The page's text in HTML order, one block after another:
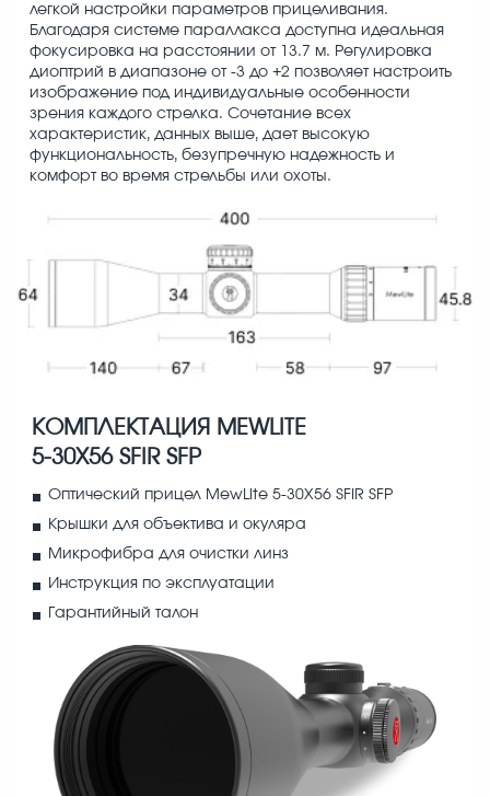
легкой настройки параметров прицеливания.
Благодаря системе параллакса доступна идеальная
фокусировка на расстоянии от 13.7 м. Регулировка
диоптрий в диапазоне от -3 до +2 позволяет настроить
изображение под индивидуальные особенности
зрения каждого стрелка. Сочетание всех
характеристик, данных выше, дает высокую
функциональность, безупречную надежность и
комфорт во время стрельбы или охоты.
КОМПЛЕКТАЦИЯ MEWLITE
5-30X56 SFIR SFP
Оптический прицел MewLite 5-30X56 SFIR SFP
Крышки для объектива и окуляра
Микрофибра для очистки линз
Инструкция по эксплуатации
Гарантийный талон